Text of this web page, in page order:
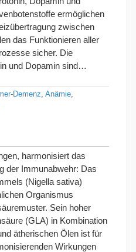
ermöglichen
zwischen
das Funktionieren aller
sicher. Die
und Dopamin sind…
Demenz Anämie
harmonisiert das
der Immunabwehr: Das
(Nigella sativa)
Organismus
Sein hoher
(GLA) in Kombination
ätherischen Ölen ist für
Wirkungen